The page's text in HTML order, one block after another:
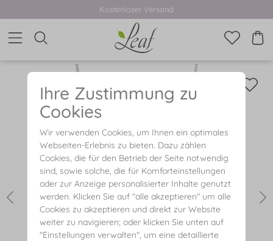
Kostenloser Versand
Ihre Zustimmung zu
Cookies
Wir verwenden Cookies, um Ihnen ein optimales
Webseiten-Erlebnis zu bieten. Dazu zählen
Cookies, die für den Betrieb der Seite notwendig
sind, sowie solche, die für Komforteinstellungen
oder zur Anzeige personalisierter Inhalte genutzt
werden. Klicken Sie auf "alle akzeptieren" um alle
Cookies zu akzeptieren und direkt zur Website
weiter zu navigieren; oder klicken Sie unten auf
"Einstellungen verwalten", um eine detaillierte